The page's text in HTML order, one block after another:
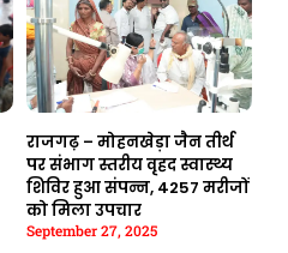
राजगढ़ – मोहनखेड़ा जैन तीर्थ
पर संभाग स्तरीय वृहद स्वास्थ्य
शिविर हुआ संपन्न, 4257 मरीजों
को मिला उपचार
September 27, 2025